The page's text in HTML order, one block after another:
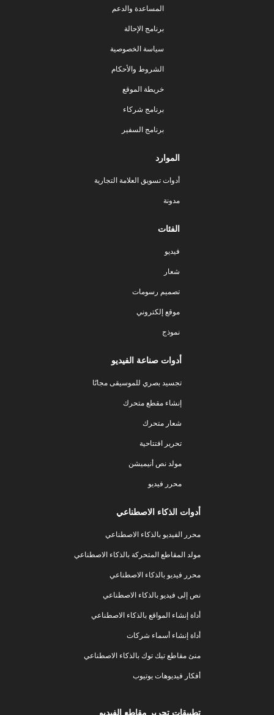
المساعدة والدعم
برنامج الإحالة
سياسة الخصوصية
الشروط والأحكام
خريطة الموقع
برنامج شركاء
برنامج السفير
الموارد
أدوات تسويق العلامة التجارية
مدونة
الفئات
فيديو
شعار
تصميم رسومات
موقع إلكتروني
نموذج
أدوات صناعة الفيديو
تجسيد بصري للموسيقى مجانًا
إنشاء مقطع متحرك
شعار متحرك
تحرير افتتاحية
مولد نص أنيميشن
محرر فيديو
أدوات الذكاء الاصطناعي
محرر الفيديو بالذكاء الاصطناعي
مولد المقاطع المتحركة بالذكاء الاصطناعي
محرر فيديو بالذكاء الاصطناعي
نص إلى فيديو بالذكاء الاصطناعي
أداة إنشاء المواقع بالذكاء الاصطناعي
أداة إنشاء أسماء شركات
منئ مقاطع تيك توك بالذكاء الاصطناعي
أفكار فيديوهات يوتيوب
تطبيقات تحرير مقاطع الفيديو